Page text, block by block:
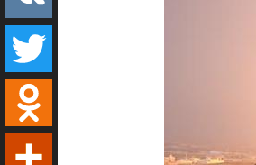
VK
Twitter
Odnoklassniki